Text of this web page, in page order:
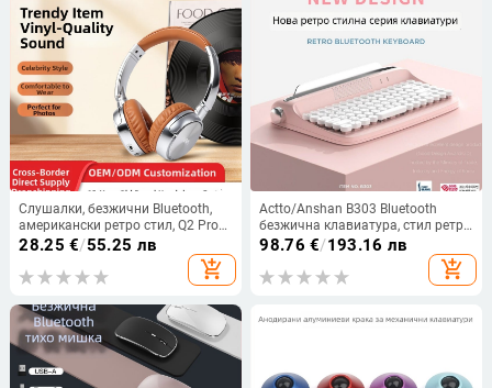
Слушалки, безжични Bluetooth,
американски ретро стил, Q2 Pro
(40 мм драйвери, 20-20000 Hz,
28.25 €/55.25 лв
add_shopping_cart
Actto/Anshan B303 Bluetooth
безжична клавиатура, стил ретро
машинопис за таблетен
98.76 €/193.16 лв
add_shopping_cart